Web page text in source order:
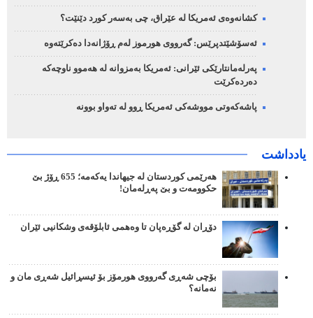
کشانەوەی ئەمریکا لە عێراق، چی بەسەر کورد دێنێت؟
ئەسۆشێتدپرێس: گەرووی هورموز لەم ڕۆژانەدا دەکرێتەوە
پەرلەمانتارێکی ئێرانی: ئەمریکا بەمزوانە لە هەموو ناوچەکە
دەردەکرێت
پاشەکەوتی مووشەکی ئەمریکا ڕوو لە تەواو بوونە
یادداشت
هەرێمی کوردستان لە جیهاندا یەکەمە؛ 655 ڕۆژ بێ
حکوومەت و بێ پەڕلەمان!
دۆڕان لە گۆڕەپان تا وەهمی ئابلۆقەی وشکانیی ئێران
بۆچی شەڕی گەرووی هورمۆز بۆ ئیسڕائیل شەڕی مان و
نەمانە؟